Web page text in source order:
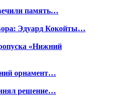
память…
Эдуард Кокойты…
«Нижний
орнамент…
решение…